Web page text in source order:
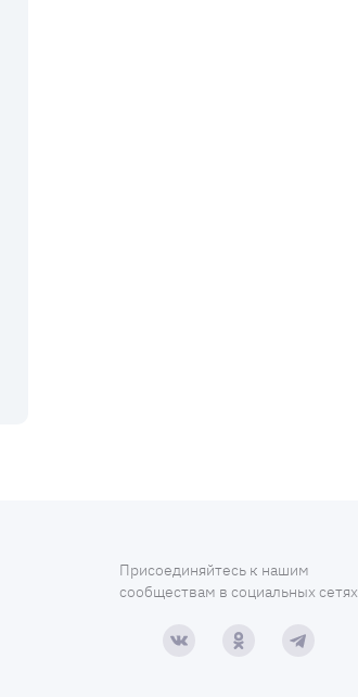
Присоединяйтесь к нашим
сообществам в социальных сетях